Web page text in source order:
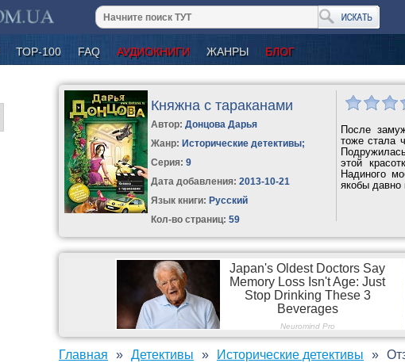
ТОР-100 FAQ АУДИОКНИГИ ЖАНРЫ БЛОГ
Княжна с тараканами
Автор:Донцова Дарья
Жанр: Исторические детективы;
Серия:9
Дата добавления: 2013-10-21
Язык книги: Русский
Кол-во страниц: 59
После
тоже стала
этой
Надиного
якобы давно
Главная Детективы Исторические детективы